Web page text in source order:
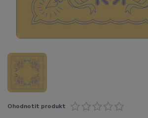
Ohodnotit produkt